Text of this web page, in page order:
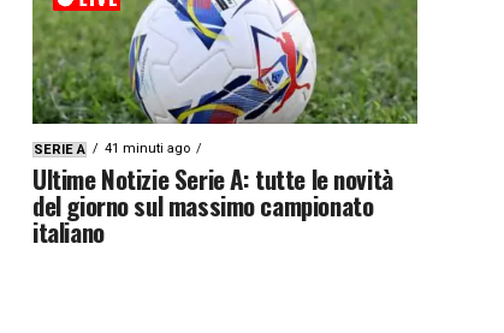
SERIE A 41 minuti ago
Ultime Notizie Serie A: tutte le novità
del giorno sul massimo campionato
italiano